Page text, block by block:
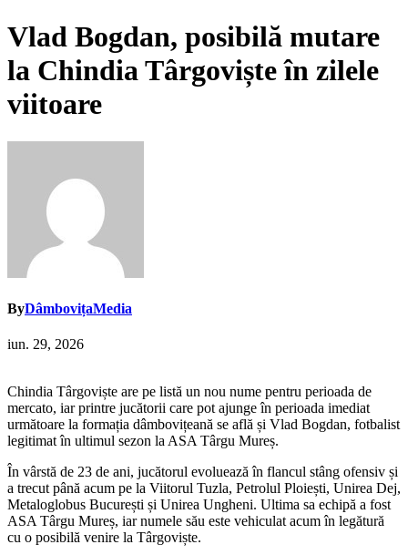
Vlad Bogdan, posibilă mutare
la Chindia Târgoviște în zilele
viitoare
ByDâmbovițaMedia
iun. 29, 2026
Chindia Târgoviște are pe listă un nou nume pentru perioada de
mercato, iar printre jucătorii care pot ajunge în perioada imediat
următoare la formația dâmbovițeană se află și Vlad Bogdan, fotbalist
legitimat în ultimul sezon la ASA Târgu Mureș.
În vârstă de 23 de ani, jucătorul evoluează în flancul stâng ofensiv și
a trecut până acum pe la Viitorul Tuzla, Petrolul Ploiești, Unirea Dej,
Metaloglobus București și Unirea Ungheni. Ultima sa echipă a fost
ASA Târgu Mureș, iar numele său este vehiculat acum în legătură
cu o posibilă venire la Târgoviște.